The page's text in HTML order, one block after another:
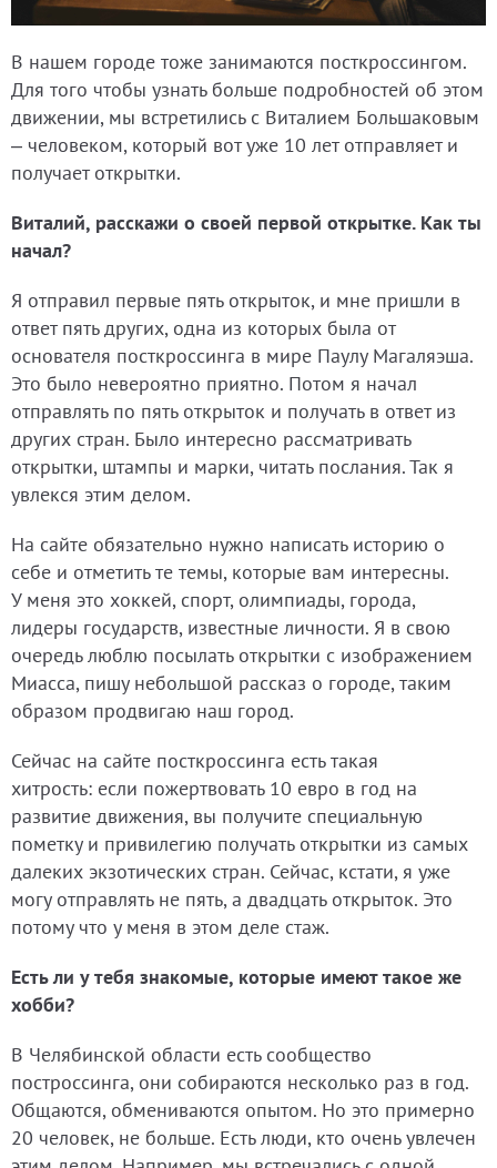
В нашем городе тоже занимаются посткроссингом.
Для того чтобы узнать больше подробностей об этом
движении, мы встретились с Виталием Большаковым
– человеком, который вот уже 10 лет отправляет и
получает открытки.
Виталий, расскажи о своей первой открытке. Как ты
начал?
Я отправил первые пять открыток, и мне пришли в
ответ пять других, одна из которых была от
основателя посткроссинга в мире Паулу Магаляэша.
Это было невероятно приятно. Потом я начал
отправлять по пять открыток и получать в ответ из
других стран. Было интересно рассматривать
открытки, штампы и марки, читать послания. Так я
увлекся этим делом.
На сайте обязательно нужно написать историю о
себе и отметить те темы, которые вам интересны.
У меня это хоккей, спорт, олимпиады, города,
лидеры государств, известные личности. Я в свою
очередь люблю посылать открытки с изображением
Миасса, пишу небольшой рассказ о городе, таким
образом продвигаю наш город.
Сейчас на сайте посткроссинга есть такая
хитрость: если пожертвовать 10 евро в год на
развитие движения, вы получите специальную
пометку и привилегию получать открытки из самых
далеких экзотических стран. Сейчас, кстати, я уже
могу отправлять не пять, а двадцать открыток. Это
потому что у меня в этом деле стаж.
Есть ли у тебя знакомые, которые имеют такое же
хобби?
В Челябинской области есть сообщество
построссинга, они собираются несколько раз в год.
Общаются, обмениваются опытом. Но это примерно
20 человек, не больше. Есть люди, кто очень увлечен